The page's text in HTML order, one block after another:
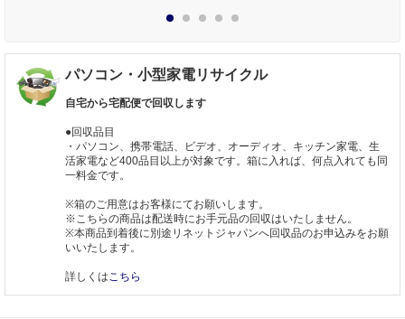
パソコン・小型家電リサイクル
自宅から宅配便で回収します
●回収品目
・パソコン、携帯電話、ビデオ、オーディオ、キッチン家電、生
活家電など400品目以上が対象です。箱に入れば、何点入れても同
一料金です。
※箱のご用意はお客様にてお願いします。
※こちらの商品は配送時にお手元品の回収はいたしません。
※本商品到着後に別途リネットジャパンへ回収品のお申込みをお願
いいたします。
詳しくは こちら